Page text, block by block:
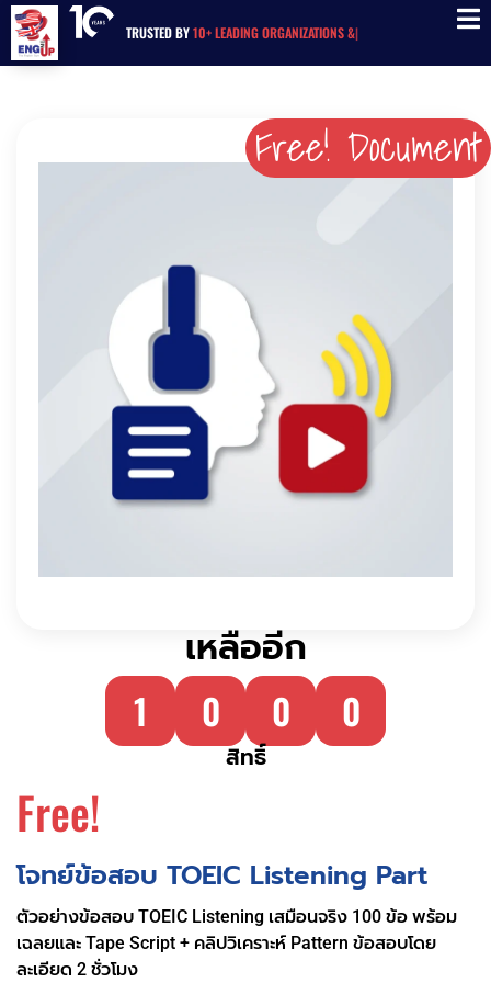
TRUSTED BY10+ LEADING ORGANIZATIONS|
Free! Document
เหลืออีก
1 0 0 0
สิทธิ์
Free!
โจทย์ข้อสอบ TOEIC Listening Part
ตัวอย่างข้อสอบ TOEIC Listening เสมือนจริง 100 ข้อ พร้อม
เฉลยและ Tape Script + คลิปวิเคราะห์ Pattern ข้อสอบโดย
ละเอียด 2 ชั่วโมง